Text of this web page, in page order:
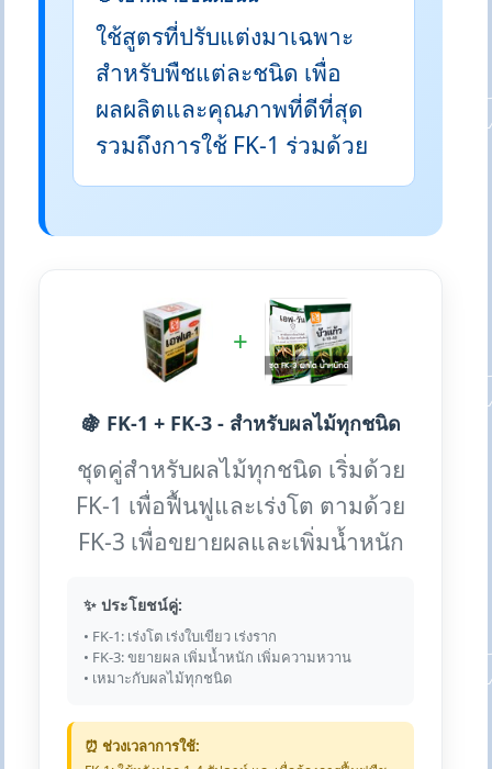
ใช้สูตรที่ปรับแต่งมาเฉพาะ
สำหรับพืชแต่ละชนิด เพื่อ
ผลผลิตและคุณภาพที่ดีที่สุด
รวมถึงการใช้ FK-1 ร่วมด้วย
+
🍇 FK-1 + FK-3 - สำหรับผลไม้ทุกชนิด
ชุดคู่สำหรับผลไม้ทุกชนิด เริ่มด้วย
FK-1 เพื่อฟื้นฟูและเร่งโต ตามด้วย
FK-3 เพื่อขยายผลและเพิ่มน้ำหนัก
✨ ประโยชน์คู่:
• FK-1: เร่งโต เร่งใบเขียว เร่งราก
• FK-3: ขยายผล เพิ่มน้ำหนัก เพิ่มความหวาน
• เหมาะกับผลไม้ทุกชนิด
⏰ ช่วงเวลาการใช้: